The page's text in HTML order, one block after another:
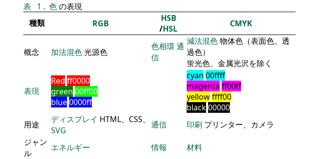
表
1 . 色の表現
種類
RGB
HSB
/HSL CMYK
概念 加法混色光源色
色相環 通
信
減法混色物体色（表面色、透
過色）
蛍光色、金属光沢を除く
表現
Red ff0000
green 00ff00
blue0000ff
cyan 00ffff
magenta ff00ff
yellowffff00
black00000
用途
ディスプレイ HTML、CSS、
SVG
通信 印刷 プリンター、カメラ
ジャン
ル
エネルギー 情報
材料